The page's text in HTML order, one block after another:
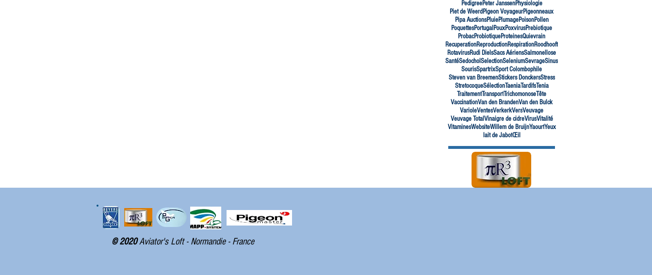
PedigreePeter JanssenPhysiologie
Piet de WeerdPigeon VoyageurPigeonneaux
Pipa AuctionsPluiePlumagePoisonPollen
PoquettesPortugal PouxPoxvirusPrebiotique
ProbacProbiotiqueProteinesQuievrain
RecuperationReproductionRespirationRoodhooft
RotavirusRudi DielsSacs AériensSalmonellose
SantéSedocholSelectionSeleniumSevrageSinus
SourisSpartrixSport Colombophile
Steven van BreemenStickers DonckersStress
StretocoqueSélectionTaeniaTardifsTenia
TraitementTransportTrichomonoseTête
VaccinationVan den BrandenVan den Bulck
VarioleVentesVerkerkVersVeuvage
Veuvage TotalVinaigre de cidreVirusVitalité
VitaminesWebsiteWillem de BruijnYaourtYeux
lait de JabotŒil
© 2020Aviator's Loft - Normandie - France